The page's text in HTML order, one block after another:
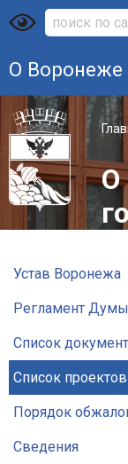
О Воронеже
О
Устав Воронежа
Регламент Думы
Список
Список проектов
Порядок
Сведения